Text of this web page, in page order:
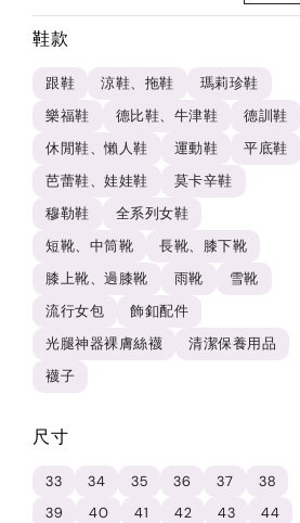
鞋款
跟鞋 涼鞋、拖鞋
瑪莉珍鞋
樂福鞋
德比鞋、牛津鞋
德訓鞋
休閒鞋、懶人鞋
運動鞋
平底鞋
芭蕾鞋、娃娃鞋
莫卡辛鞋
穆勒鞋
全系列女鞋
短靴、中筒靴
長靴、膝下靴
膝上靴、過膝靴
雨靴
雪靴
流行女包
飾釦配件
光腿神器裸膚絲襪
清潔保養用品
襪子
尺寸
33 34 35 36 37
38
39
40 41 42 43 44